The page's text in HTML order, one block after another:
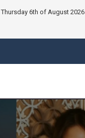
Thursday 6th of August 2026